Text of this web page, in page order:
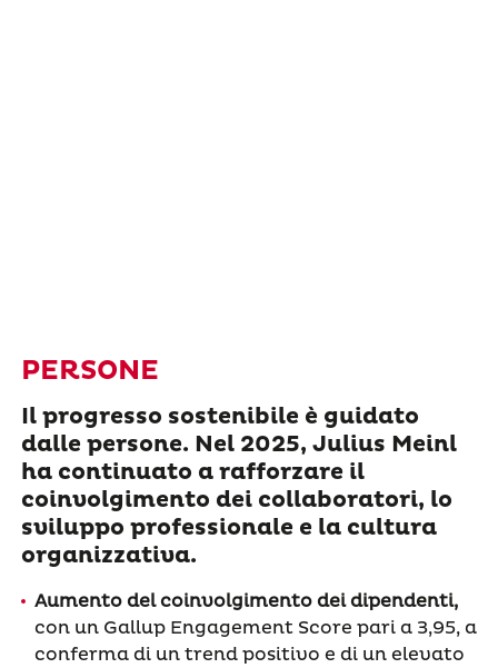
PERSONE
Il progresso sostenibile è guidato
dalle persone. Nel 2025, Julius Meinl
ha continuato a rafforzare il
coinvolgimento dei collaboratori, lo
sviluppo professionale e la cultura
organizzativa.
Aumento del coinvolgimento dei dipendenti,
con un Gallup Engagement Score pari a 3,95, a
conferma di un trend positivo e di un elevato